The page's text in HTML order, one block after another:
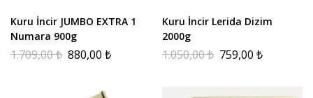
Kuru İncir JUMBO EXTRA 1
Numara 900g
1.709,00₺ 880,00 ₺
Kuru İncir Lerida Dizim
2000g
1.050,00₺ 759,00 ₺